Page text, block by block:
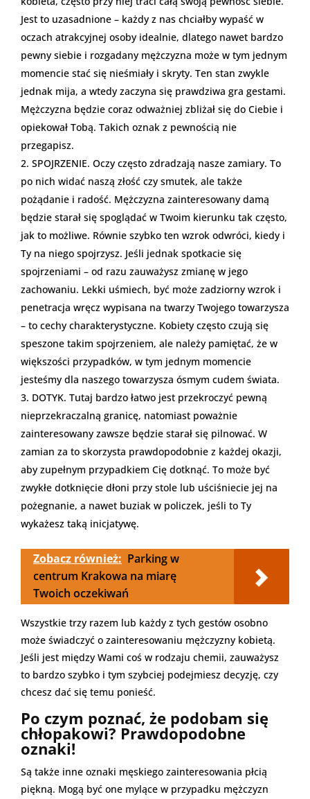
Jest to uzasadnione – każdy z nas chciałby wypaść w
oczach atrakcyjnej osoby idealnie, dlatego nawet bardzo
pewny siebie i rozgadany mężczyzna może w tym jednym
momencie stać się nieśmiały i skryty. Ten stan zwykle
jednak mija, a wtedy zaczyna się prawdziwa gra gestami.
Mężczyzna będzie coraz odważniej zbliżał się do Ciebie i
opiekował Tobą. Takich oznak z pewnością nie
przegapisz.
SPOJRZENIE. Oczy często zdradzają nasze zamiary. To
po nich widać naszą złość czy smutek, ale także
pożądanie i radość. Mężczyzna zainteresowany damą
będzie starał się spoglądać w Twoim kierunku tak często,
jak to możliwe. Równie szybko ten wzrok odwróci, kiedy i
Ty na niego spojrzysz. Jeśli jednak spotkacie się
spojrzeniami – od razu zauważysz zmianę w jego
zachowaniu. Lekki uśmiech, być może zadziorny wzrok i
penetracja wręcz wypisana na twarzy Twojego towarzysza
– to cechy charakterystyczne. Kobiety często czują się
speszone takim spojrzeniem, ale należy pamiętać, że w
większości przypadków, w tym jednym momencie
jesteśmy dla naszego towarzysza ósmym cudem świata.
DOTYK. Tutaj bardzo łatwo jest przekroczyć pewną
nieprzekraczalną granicę, natomiast poważnie
zainteresowany zawsze będzie starał się pilnować. W
zamian za to skorzysta prawdopodobnie z każdej okazji,
aby zupełnym przypadkiem Cię dotknąć. To może być
zwykłe dotknięcie dłoni przy stole lub uściśniecie jej na
pożegnanie, a nawet buziak w policzek, jeśli to Ty
wykażesz taką inicjatywę.
Zobacz również: Parking w
centrum Krakowa na miarę
Twoich oczekiwań
Wszystkie trzy razem lub każdy z tych gestów osobno
może świadczyć o zainteresowaniu mężczyzny kobietą.
Jeśli jest między Wami coś w rodzaju chemii, zauważysz
to bardzo szybko i tym szybciej podejmiesz decyzję, czy
chcesz dać się temu ponieść.
Po czym poznać, że podobam się
chłopakowi? Prawdopodobne
oznaki!
Są także inne oznaki męskiego zainteresowania płcią
piękną. Mogą być one mylące w przypadku mężczyzn